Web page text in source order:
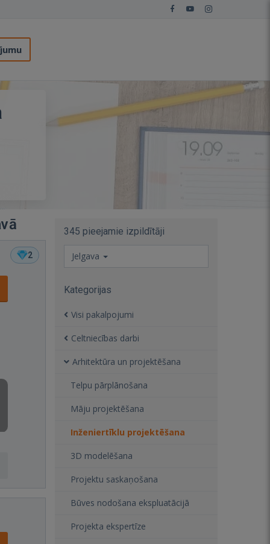
2
345 pieejamie izpildītāji
Jelgava
Kategorijas
Visi pakalpojumi
Celtniecības darbi
Arhitektūra un projektēšana
Telpu pārplānošana
Māju projektēšana
Inženiertīklu projektēšana
3D modelēšana
Projektu saskaņošana
Būves nodošana ekspluatācijā
Projekta ekspertīze